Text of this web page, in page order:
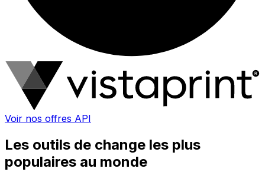
Voir nos offres API
Les outils de change les plus
populaires au monde